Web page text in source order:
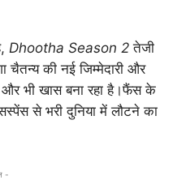
Dhootha Season 2 तेजी
चैतन्य की नई जिम्मेदारी और
और भी खास बना रहा है।फैंस के
से भरी दुनिया में लौटने का
-